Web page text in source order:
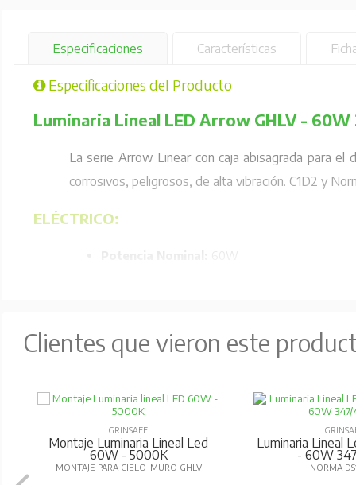
Especificaciones Características
Especificaciones del Producto
Luminaria Lineal LED Arrow GHLV -
La serie Arrow Linear con caja abisagrada para el
corrosivos, peligrosos, de alta vibración. C1D2 y
ELÉCTRICO:
Salida de Ondulación & Ruido DC:
ÓPTICA/EFICIENCIA:
Salida de Lúmenes:
6000Lm
Eficacia Luminosa (Lúmenes Por Vatio):
Clientes que vieron este
GRINSAFE
Montaje Luminaria Lineal Led
60W - 5000K
MONTAJE PARA CIELO-MURO GHLV
Luminaria Lineal
- 60W
NORMA